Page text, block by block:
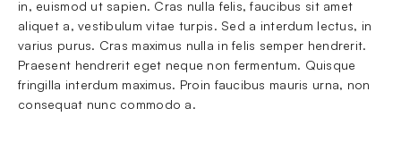
in, euismod ut sapien. Cras nulla felis, faucibus sit amet
aliquet a, vestibulum vitae turpis. Sed a interdum lectus, in
varius purus. Cras maximus nulla in felis semper hendrerit.
Praesent hendrerit eget neque non fermentum. Quisque
fringilla interdum maximus. Proin faucibus mauris urna, non
consequat nunc commodo a.